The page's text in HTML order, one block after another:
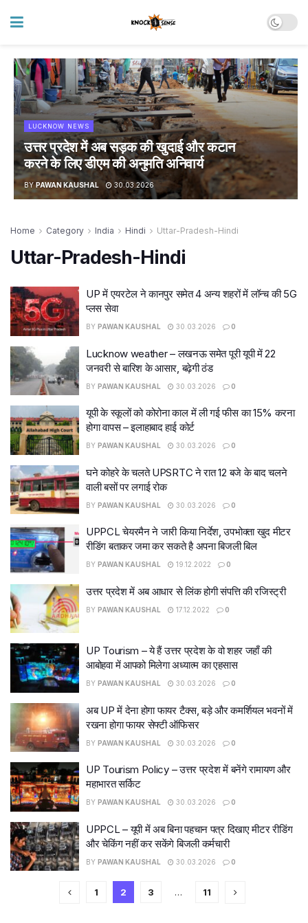
LUCKNOW NEWS
उत्तर प्रदेश में अब सड़क की खुदाई और कटान
करने के लिए डीएम की अनुमति अनिवार्य
BY PAWAN KAUSHAL 30.03.2026
Home Category India Hindi Uttar-Pradesh-Hindi
Uttar-Pradesh-Hindi
UP में एयरटेल ने कानपुर समेत 4 अन्य शहरों में लॉन्च की 5G
प्लस सेवा
BY PAWAN KAUSHAL 30.03.2026 0
Lucknow weather – लखनऊ समेत पूरी यूपी में 22
जनवरी से बारिश के आसार, बढ़ेगी ठंड
BY PAWAN KAUSHAL 30.03.2026 0
यूपी के स्कूलों को कोरोना काल में ली गई फीस का 15% करना
होगा वापस – इलाहाबाद हाई कोर्ट
BY PAWAN KAUSHAL 30.03.2026 0
घने कोहरे के चलते UPSRTC ने रात 12 बजे के बाद चलने
वाली बसों पर लगाई रोक
BY PAWAN KAUSHAL 30.03.2026 0
UPPCL चेयरमैन ने जारी किया निर्देश, उपभोक्ता खुद मीटर
रीडिंग बताकर जमा कर सकते है अपना बिजली बिल
BY PAWAN KAUSHAL 19.12.2022 0
उत्तर प्रदेश में अब आधार से लिंक होगी संपत्ति की रजिस्ट्री
BY PAWAN KAUSHAL 17.12.2022 0
UP Tourism – ये हैं उत्तर प्रदेश के वो शहर जहाँ की
आबोहवा में आपको मिलेगा अध्यात्म का एहसास
BY PAWAN KAUSHAL 30.03.2026 0
अब UP में देना होगा फायर टैक्स, बड़े और कमर्शियल भवनों में
रखना होगा फायर सेफ्टी ऑफिसर
BY PAWAN KAUSHAL 30.03.2026 0
UP Tourism Policy – उत्तर प्रदेश में बनेंगे रामायण और
महाभारत सर्किट
BY PAWAN KAUSHAL 30.03.2026 0
UPPCL – यूपी में अब बिना पहचान पत्र दिखाए मीटर रीडिंग
और चेकिंग नहीं कर सकेंगे बिजली कर्मचारी
BY PAWAN KAUSHAL 30.03.2026 0
1 2 3 … 11